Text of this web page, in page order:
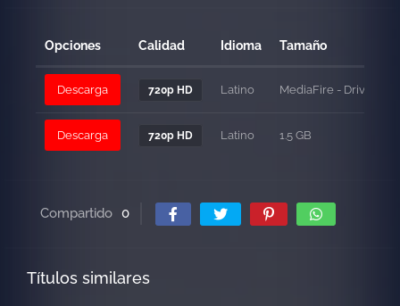
Opciones Calidad Idioma Tamaño
Descarga 720p HD Latino MediaFire - Drive = 1.5
Descarga 720p HD Latino 1.5 GB
Compartido 0
Títulos similares